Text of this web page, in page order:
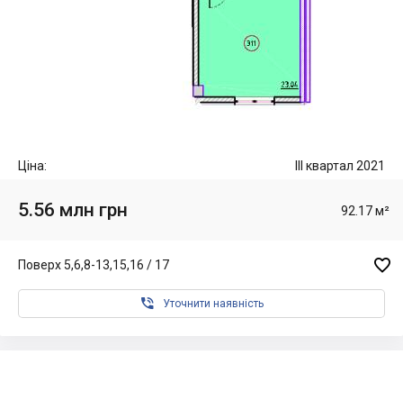
Ціна: III квартал 2021
5.56 млн грн 92.17 м²
Поверх 5,6,8-13,15,16 / 17 
 Уточнити наявність